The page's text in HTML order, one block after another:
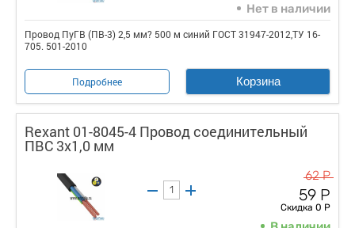
Нет в наличии
Провод ПуГВ (ПВ-3) 2,5 мм? 500 м синий ГОСТ 31947-2012,ТУ 16-
705. 501-2010
Подробнее Корзина
Rexant 01-8045-4 Провод соединительный
ПВС 3x1,0 мм
62 Р
59 Р
Скидка 0 Р